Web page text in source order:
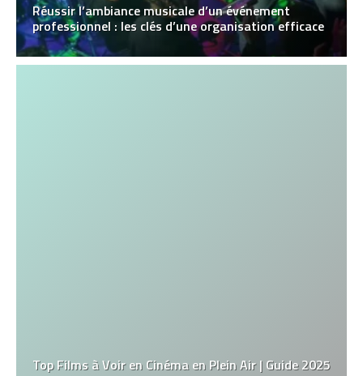
Réussir l’ambiance musicale d’un événement
professionnel : les clés d’une organisation efficace
Top Films à Voir en Cinéma en Plein Air | Guide 2025